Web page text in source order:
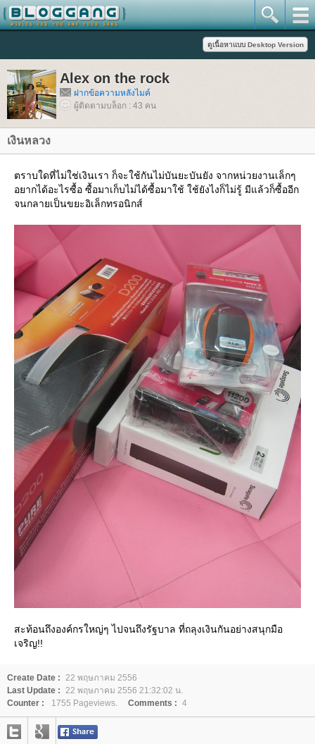
Alex on the rock
ฝากข้อความหลังไมค์
ผู้ติดตามบล็อก : 43 คน
เงินหลวง
ตราบใดที่ไม่ใช่เงินเรา ก็จะใช้กันไม่บันยะบันยัง จากหน่วยงานเล็กๆ
อยากได้อะไรซื้อ ซื้อมาเก็บไม่ได้ซื้อมาใช้ ใช้ยังไงก็ไม่รู้ มีแล้วก็ซื้ออีก
จนกลายเป็นขยะอิเล็กทรอนิกส์
สะท้อนถึงองค์กรใหญ่ๆ ไปจนถึงรัฐบาล ที่ถลุงเงินกันอย่างสนุกมือ
เจริญ!!
Create Date : 22 พฤษภาคม 2556
Last Update : 22 พฤษภาคม 2556 21:32:02 น.
Counter :
1755 Pageviews. Comments : 4